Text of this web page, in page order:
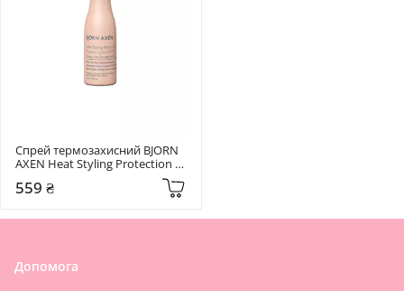
Спрей термозахисний BJORN
AXEN Heat Styling Protection
559 ₴
Допомога